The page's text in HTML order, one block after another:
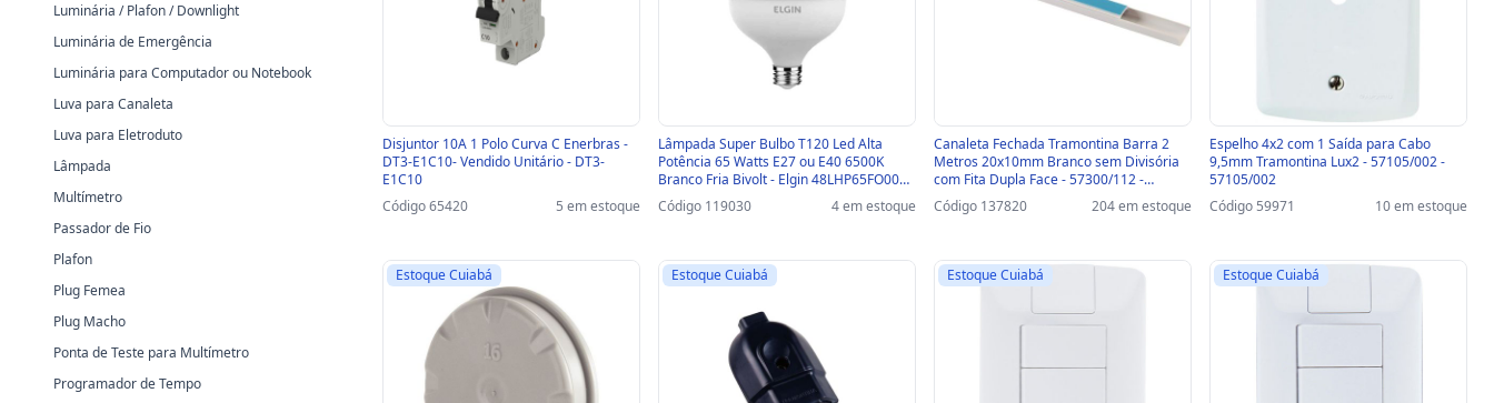
Luminária / Plafon / Downlight
Luminária de Emergência
Luminária para Computador ou Notebook
Luva para Canaleta
Luva para Eletroduto
Lâmpada
Multímetro
Passador de Fio
Plafon
Plug Femea
Plug Macho
Ponta de Teste para Multímetro
Programador de Tempo
Disjuntor 10A 1 Polo Curva C Enerbras -
DT3-E1C10- Vendido Unitário - DT3-
E1C10
Código 65420
5 em estoque
Lâmpada Super Bulbo T120 Led Alta
Potência 65 Watts E27 ou E40 6500K
Branco Fria Bivolt - Elgin 48LHP65FO000 -
119030 - 48LHP65FO000
Código 119030 4 em estoque
Canaleta Fechada Tramontina Barra 2
Metros 20x10mm Branco sem Divisória
com Fita Dupla Face - 57300/112 -
Unitário - 57300/112
Código 137820 204 em estoque
Espelho 4x2 com 1 Saída para Cabo
9,5mm Tramontina Lux2 - 57105/002 -
57105/002
Código 59971
10 em estoque
Estoque Cuiabá Estoque Cuiabá Estoque Cuiabá Estoque Cuiabá